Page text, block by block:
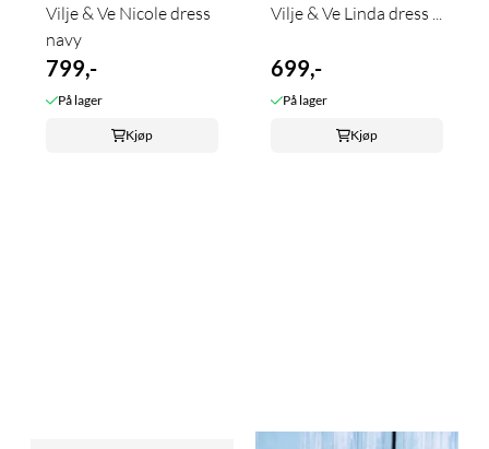
Vilje & Ve Nicole dress
navy
799,-
På lager
Kjøp
Vilje & Ve Linda dress ...
699,-
På lager
Kjøp